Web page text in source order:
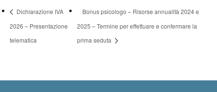
Dichiarazione IVA
2026 – Presentazione
telematica
Bonus psicologo – Risorse annualità 2024 e
2025 – Termine per effettuare e confermare la
prima seduta